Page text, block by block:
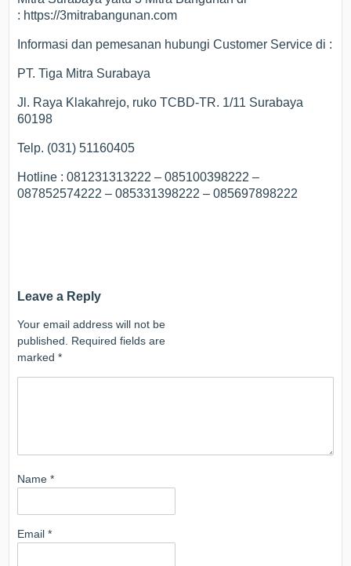
: https://3mitrabangunan.com
Informasi dan pemesanan hubungi Customer Service di :
PT. Tiga Mitra Surabaya
Jl. Raya Klakahrejo, ruko TCBD-TR. 1/11 Surabaya
60198
Telp. (031) 51160405
Hotline : 081231313222 – 085100398222 –
087852574222 – 085331398222 – 085697898222
Leave a Reply
Your email address will not be
published. Required fields are
marked*
Name*
Email*